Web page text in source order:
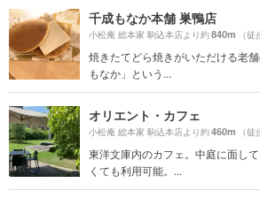
千成もなか本舗 巣鴨店
小松庵 総本家 駒込本店より約840m （徒
焼きたてどら焼きがいただける老
もなか」という...
オリエント・カフェ
小松庵 総本家 駒込本店より約460m （徒
東洋文庫内のカフェ。中庭に面し
くても利用可能。...